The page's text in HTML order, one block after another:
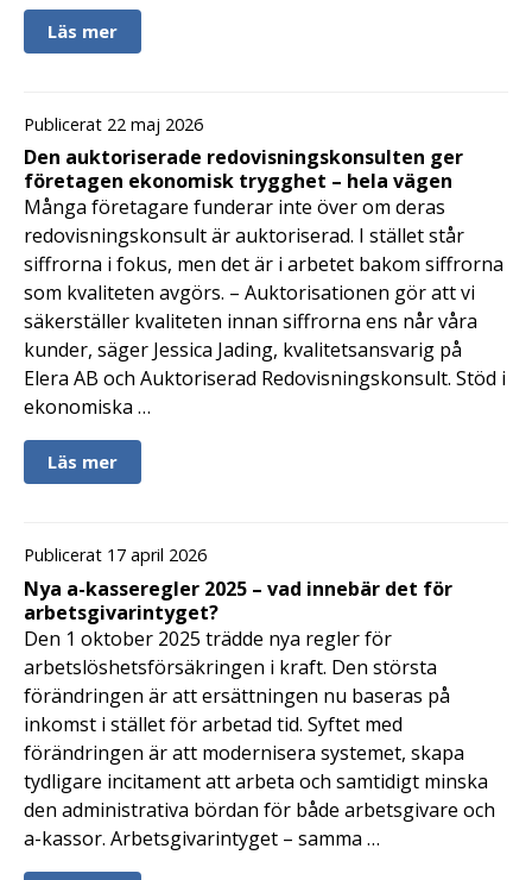
Läs mer
Publicerat 22 maj 2026
Den auktoriserade redovisningskonsulten ger
företagen ekonomisk trygghet – hela vägen
Många företagare funderar inte över om deras
redovisningskonsult är auktoriserad. I stället står
siffrorna i fokus, men det är i arbetet bakom siffrorna
som kvaliteten avgörs. – Auktorisationen gör att vi
säkerställer kvaliteten innan siffrorna ens når våra
kunder, säger Jessica Jading, kvalitetsansvarig på
Elera AB och Auktoriserad Redovisningskonsult. Stöd i
ekonomiska …
Läs mer
Publicerat 17 april 2026
Nya a-kasseregler 2025 – vad innebär det för
arbetsgivarintyget?
Den 1 oktober 2025 trädde nya regler för
arbetslöshetsförsäkringen i kraft. Den största
förändringen är att ersättningen nu baseras på
inkomst i stället för arbetad tid. Syftet med
förändringen är att modernisera systemet, skapa
tydligare incitament att arbeta och samtidigt minska
den administrativa bördan för både arbetsgivare och
a-kassor. Arbetsgivarintyget – samma …